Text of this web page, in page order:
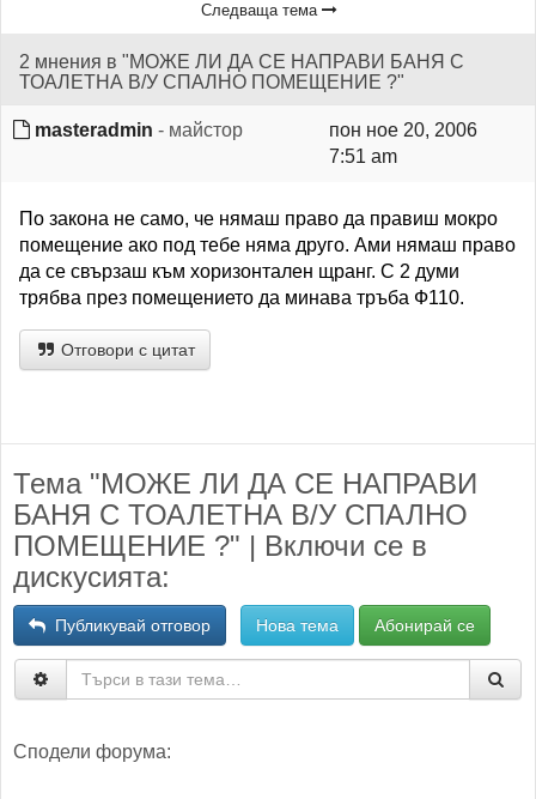
Следваща тема
2 мнения в "МОЖЕ ЛИ ДА СЕ НАПРАВИ БАНЯ С
ТОАЛЕТНА В/У СПАЛНО ПОМЕЩЕНИЕ ?"
masteradmin - майстор
пон ное 20, 2006
7:51 am
По закона не само, че нямаш право да правиш мокро
помещение ако под тебе няма друго. Ами нямаш право
да се свързаш към хоризонтален щранг. С 2 думи
трябва през помещението да минава тръба Ф110.
Отговори с цитат
Тема "МОЖЕ ЛИ ДА СЕ НАПРАВИ
БАНЯ С ТОАЛЕТНА В/У СПАЛНО
ПОМЕЩЕНИЕ ?" | Включи се в
дискусията:
Публикувай отговор Нова тема Абонирай се
Сподели форума: